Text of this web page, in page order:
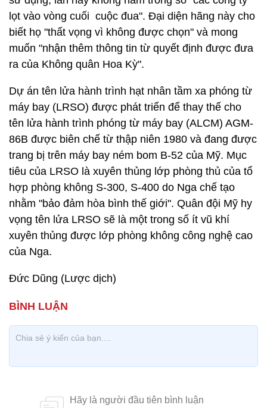
lọt vào vòng cuối cuộc đua". Đại diện hãng này cho
biết họ "thất vọng vì không được chọn" và mong
muốn "nhận thêm thông tin từ quyết định được đưa
ra của Không quân Hoa Kỳ".
Dự án tên lửa hành trình hạt nhân tầm xa phóng từ
máy bay (LRSO) được phát triển để thay thế cho
tên lửa hành trình phóng từ máy bay (ALCM) AGM-
86B được biên chế từ thập niên 1980 và đang được
trang bị trên máy bay ném bom B-52 của Mỹ. Mục
tiêu của LRSO là xuyên thủng lớp phòng thủ của tổ
hợp phòng không S-300, S-400 do Nga chế tạo
nhằm "bảo đảm hòa bình thế giới". Quân đội Mỹ hy
vọng tên lửa LRSO sẽ là một trong số ít vũ khí
xuyên thủng được lớp phòng không công nghệ cao
của Nga.
Đức Dũng (Lược dịch)